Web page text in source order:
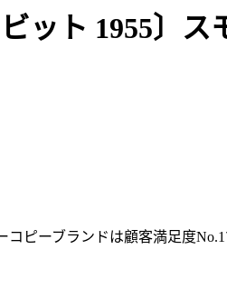
ット 1955〕ス
ピーブランドは顧客満足度No.1